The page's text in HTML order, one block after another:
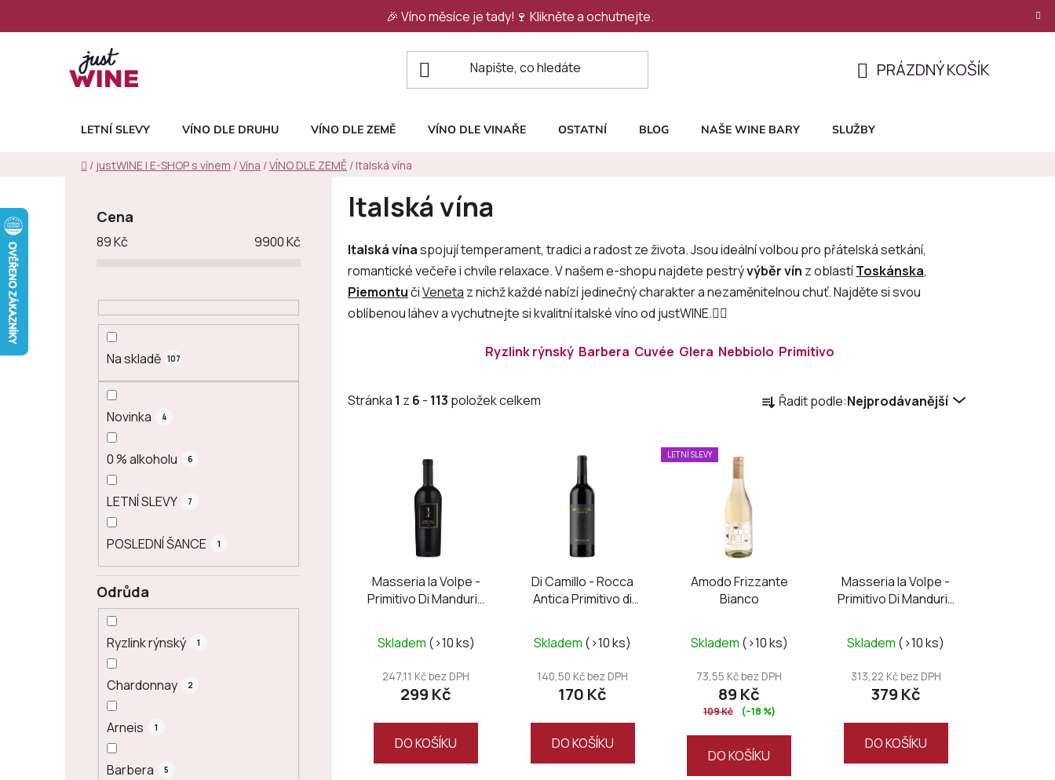
🎉 Víno měsíce je tady!🍷 Klikněte a ochutnejte.
KOŠÍK
PRÁZDNÝ KOŠÍK
LETNÍ SLEVY VÍNO DLE DRUHU VÍNO DLE ZEMĚ VÍNO DLE VINAŘE OSTATNÍ BLOG NAŠE WINE BARY SLUŽBY
Domů
/ justWINE | E-SHOP s vínem /Vína /VÍNO DLE ZEMĚ / Italská vína
Cena
89Kč 9900Kč
Na skladě 107
Novinka 4
0 % alkoholu 6
LETNÍ SLEVY 7
POSLEDNÍ ŠANCE 1
Odrůda
Ryzlink rýnský 1
Chardonnay 2
Arneis 1
Barbera 5
Italská vína
Italská vínaspojují temperament, tradici a radost ze života. Jsou ideální volbou pro přátelská setkání,
romantické večeře i chvíle relaxace. V našem e-shopu najdete pestrývýběr vín z oblastíToskánska,
PiemontučiVeneta z nichž každé nabízí jedinečný charakter a nezaměnitelnou chuť. Najděte si svou
oblíbenou láhev a vychutnejte si kvalitní italské víno od justWINE.👇🏻
Ryzlink rýnský Barbera Cuvée Glera Nebbiolo Primitivo
Stránka 1 z 6 - 113 položek celkem a
d
u
t
ů
Řadit podle:Nejprodávanější
Masseria la Volpe -
Primitivo Di Manduria
hodnocení
produktu
je
z
Skladem (>10 ks)
247,11 Kč bez DPH
299 Kč
DO KOŠÍKU
Di Camillo - Rocca
Antica Primitivo di
hodnocení
produktu
je
z
Skladem (>10 ks)
140,50 Kč bez DPH
170 Kč
DO KOŠÍKU
LETNÍ SLEVY
Amodo Frizzante
Bianco
Skladem (>10 ks)
73,55 Kč bez DPH
89 Kč
109 Kč (–18 %)
DO KOŠÍKU
Masseria la Volpe -
Primitivo Di Manduria
hodnocení
produktu
je
z
Skladem (>10 ks)
313,22 Kč bez DPH
379 Kč
DO KOŠÍKU